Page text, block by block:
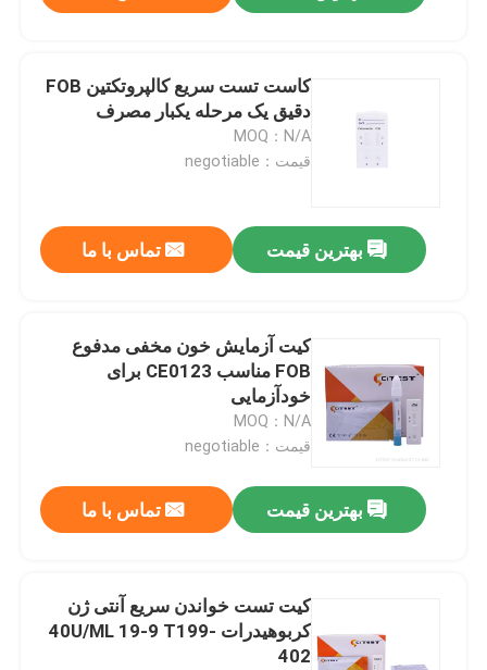
کاست تست سریع کالپروتکتین FOB
دقیق یک مرحله یکبار مصرف
MOQ：N/A
قیمت：negotiable
بهترین قیمت تماس با ما
کیت آزمایش خون مخفی مدفوع
FOB مناسب CE0123 برای
خودآزمایی
MOQ：N/A
قیمت：negotiable
بهترین قیمت تماس با ما
کیت تست خواندن سریع آنتی ژن
کربوهیدرات 40U/ML 19-9 T199-
402